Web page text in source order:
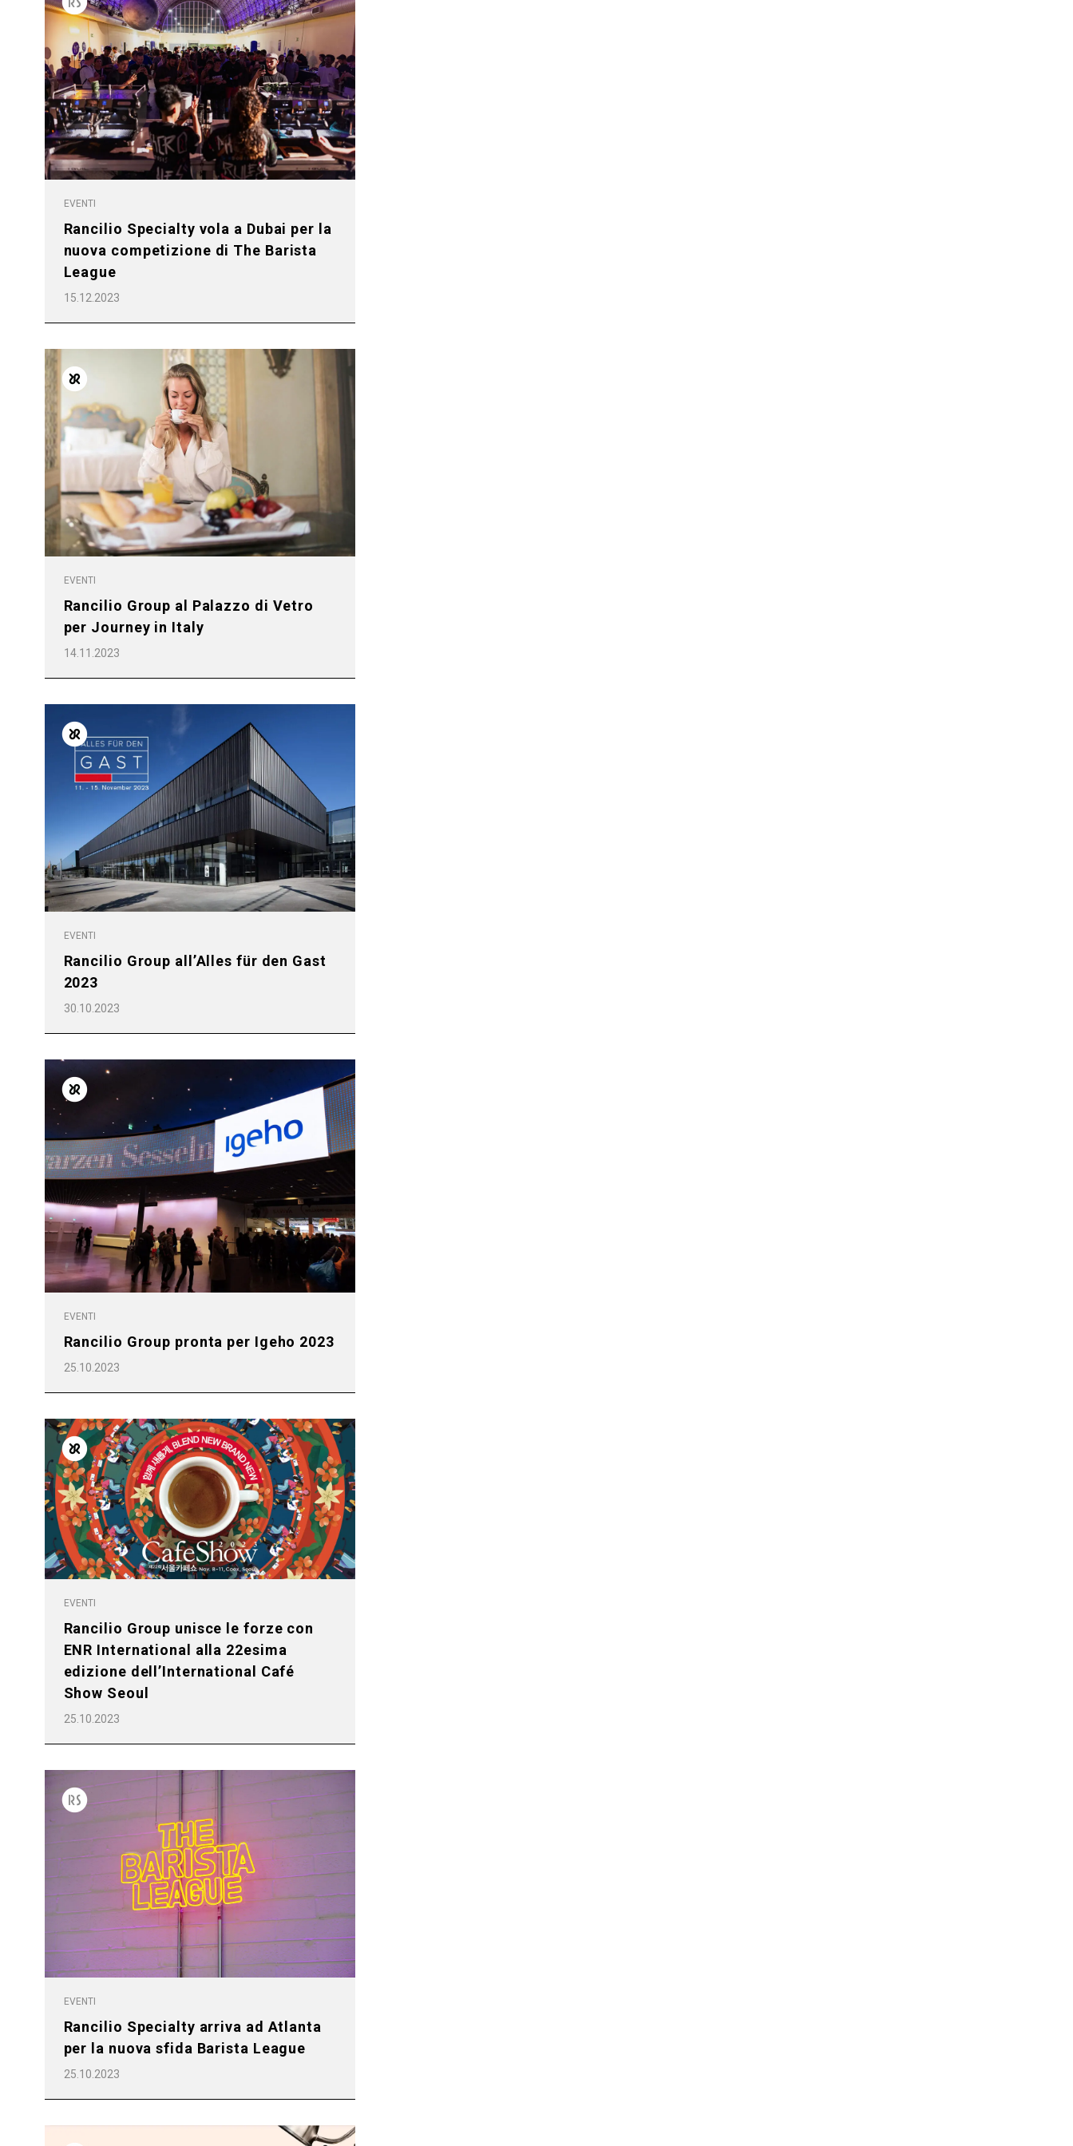
EVENTI
Rancilio Specialty vola a Dubai per la
nuova competizione di The Barista
League
15.12.2023
EVENTI
Rancilio Group al Palazzo di Vetro
per Journey in Italy
14.11.2023
EVENTI
Rancilio Group all’Alles für den Gast
2023
30.10.2023
EVENTI
Rancilio Group pronta per Igeho 2023
25.10.2023
EVENTI
Rancilio Group unisce le forze con
ENR International alla 22esima
edizione dell’International Café
Show Seoul
25.10.2023
EVENTI
Rancilio Specialty arriva ad Atlanta
per la nuova sfida Barista League
25.10.2023
Tutti Prodotti
Follow Us